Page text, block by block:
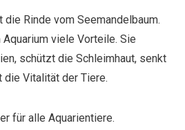
die Rinde vom Seemandelbaum.
viele Vorteile. Sie
schützt die Schleimhaut, senkt
die Vitalität der Tiere.
für alle Aquarientiere.